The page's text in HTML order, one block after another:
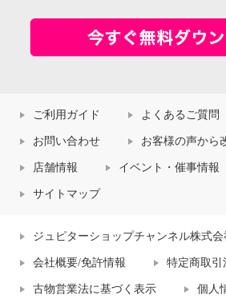
ご利用ガイド よくあるご質問
お問い合わせ お客様の声から
店舗情報 イベント・催事情報
サイトマップ
ジュピターショップチャンネル株式
会社概要/免許情報 特定商取引
古物営業法に基づく表示 個人